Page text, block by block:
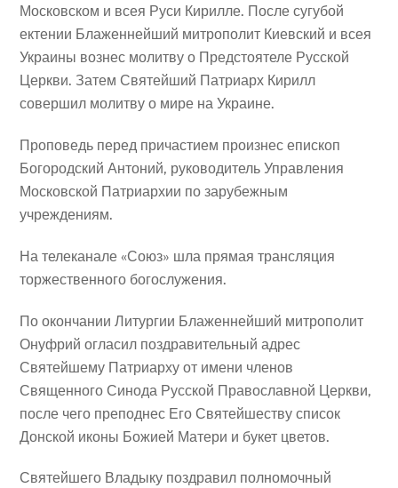
Московском и всея Руси Кирилле. После сугубой
ектении Блаженнейший митрополит Киевский и всея
Украины вознес молитву о Предстоятеле Русской
Церкви. Затем Святейший Патриарх Кирилл
совершил молитву о мире на Украине.
Проповедь перед причастием произнес епископ
Богородский Антоний, руководитель Управления
Московской Патриархии по зарубежным
учреждениям.
На телеканале «Союз» шла прямая трансляция
торжественного богослужения.
По окончании Литургии Блаженнейший митрополит
Онуфрий огласил поздравительный адрес
Святейшему Патриарху от имени членов
Священного Синода Русской Православной Церкви,
после чего преподнес Его Святейшеству список
Донской иконы Божией Матери и букет цветов.
Святейшего Владыку поздравил полномочный